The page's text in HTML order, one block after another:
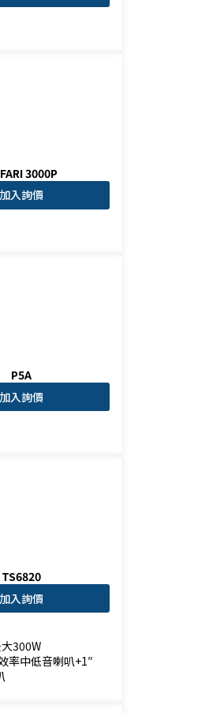
3000P
加入詢價
P5A
加入詢價
TS6820
加入詢價
300W
率中低音喇叭+1″